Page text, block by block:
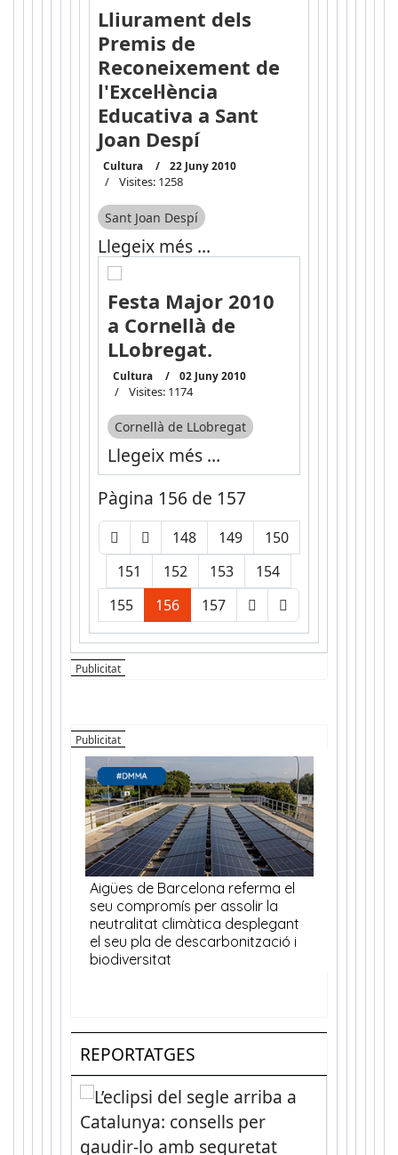
Lliurament dels
Premis de
Reconeixement de
l'Excel·lència
Educativa a Sant
Joan Despí
Cultura 22 Juny 2010
Visites: 1258
Sant Joan Despí
Llegeix més …
Festa Major 2010
a Cornellà de
LLobregat.
Cultura 02 Juny 2010
Visites: 1174
Cornellà de LLobregat
Llegeix més …
Pàgina 156 de 157
148 149
150
151
152 153
154
155
156 157
REPORTATGES